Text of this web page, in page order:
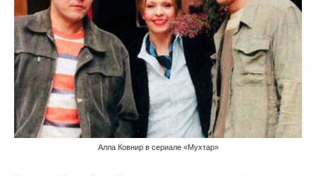
Алла Ковнир в сериале «Мухтар»